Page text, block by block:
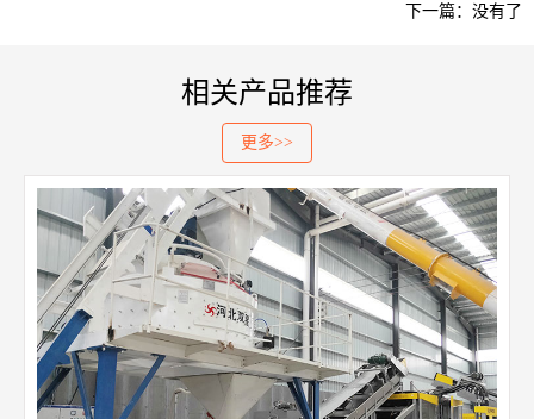
下一篇：没有了
相关产品推荐
更多>>